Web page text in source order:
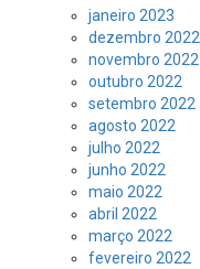
janeiro 2023
dezembro 2022
novembro 2022
outubro 2022
setembro 2022
agosto 2022
julho 2022
junho 2022
maio 2022
abril 2022
março 2022
fevereiro 2022